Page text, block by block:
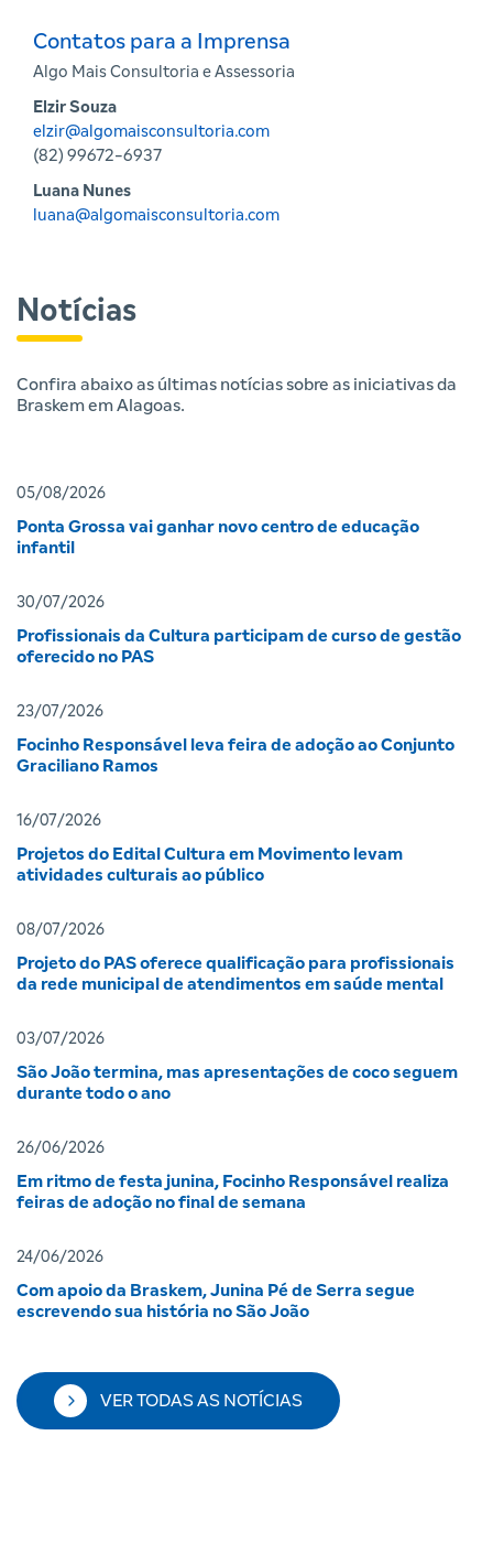
Contatos para a Imprensa
Algo Mais Consultoria e Assessoria
Elzir Souza
elzir@algomaisconsultoria.com
(82) 99672-6937
Luana Nunes
luana@algomaisconsultoria.com
Notícias
Confira abaixo as últimas notícias sobre as iniciativas da
Braskem em Alagoas.
05/08/2026
Ponta Grossa vai ganhar novo centro de educação
infantil
30/07/2026
Profissionais da Cultura participam de curso de gestão
oferecido no PAS
23/07/2026
Focinho Responsável leva feira de adoção ao Conjunto
Graciliano Ramos
16/07/2026
Projetos do Edital Cultura em Movimento levam
atividades culturais ao público
08/07/2026
Projeto do PAS oferece qualificação para profissionais
da rede municipal de atendimentos em saúde mental
03/07/2026
São João termina, mas apresentações de coco seguem
durante todo o ano
26/06/2026
Em ritmo de festa junina, Focinho Responsável realiza
feiras de adoção no final de semana
24/06/2026
Com apoio da Braskem, Junina Pé de Serra segue
escrevendo sua história no São João
VER TODAS AS NOTÍCIAS